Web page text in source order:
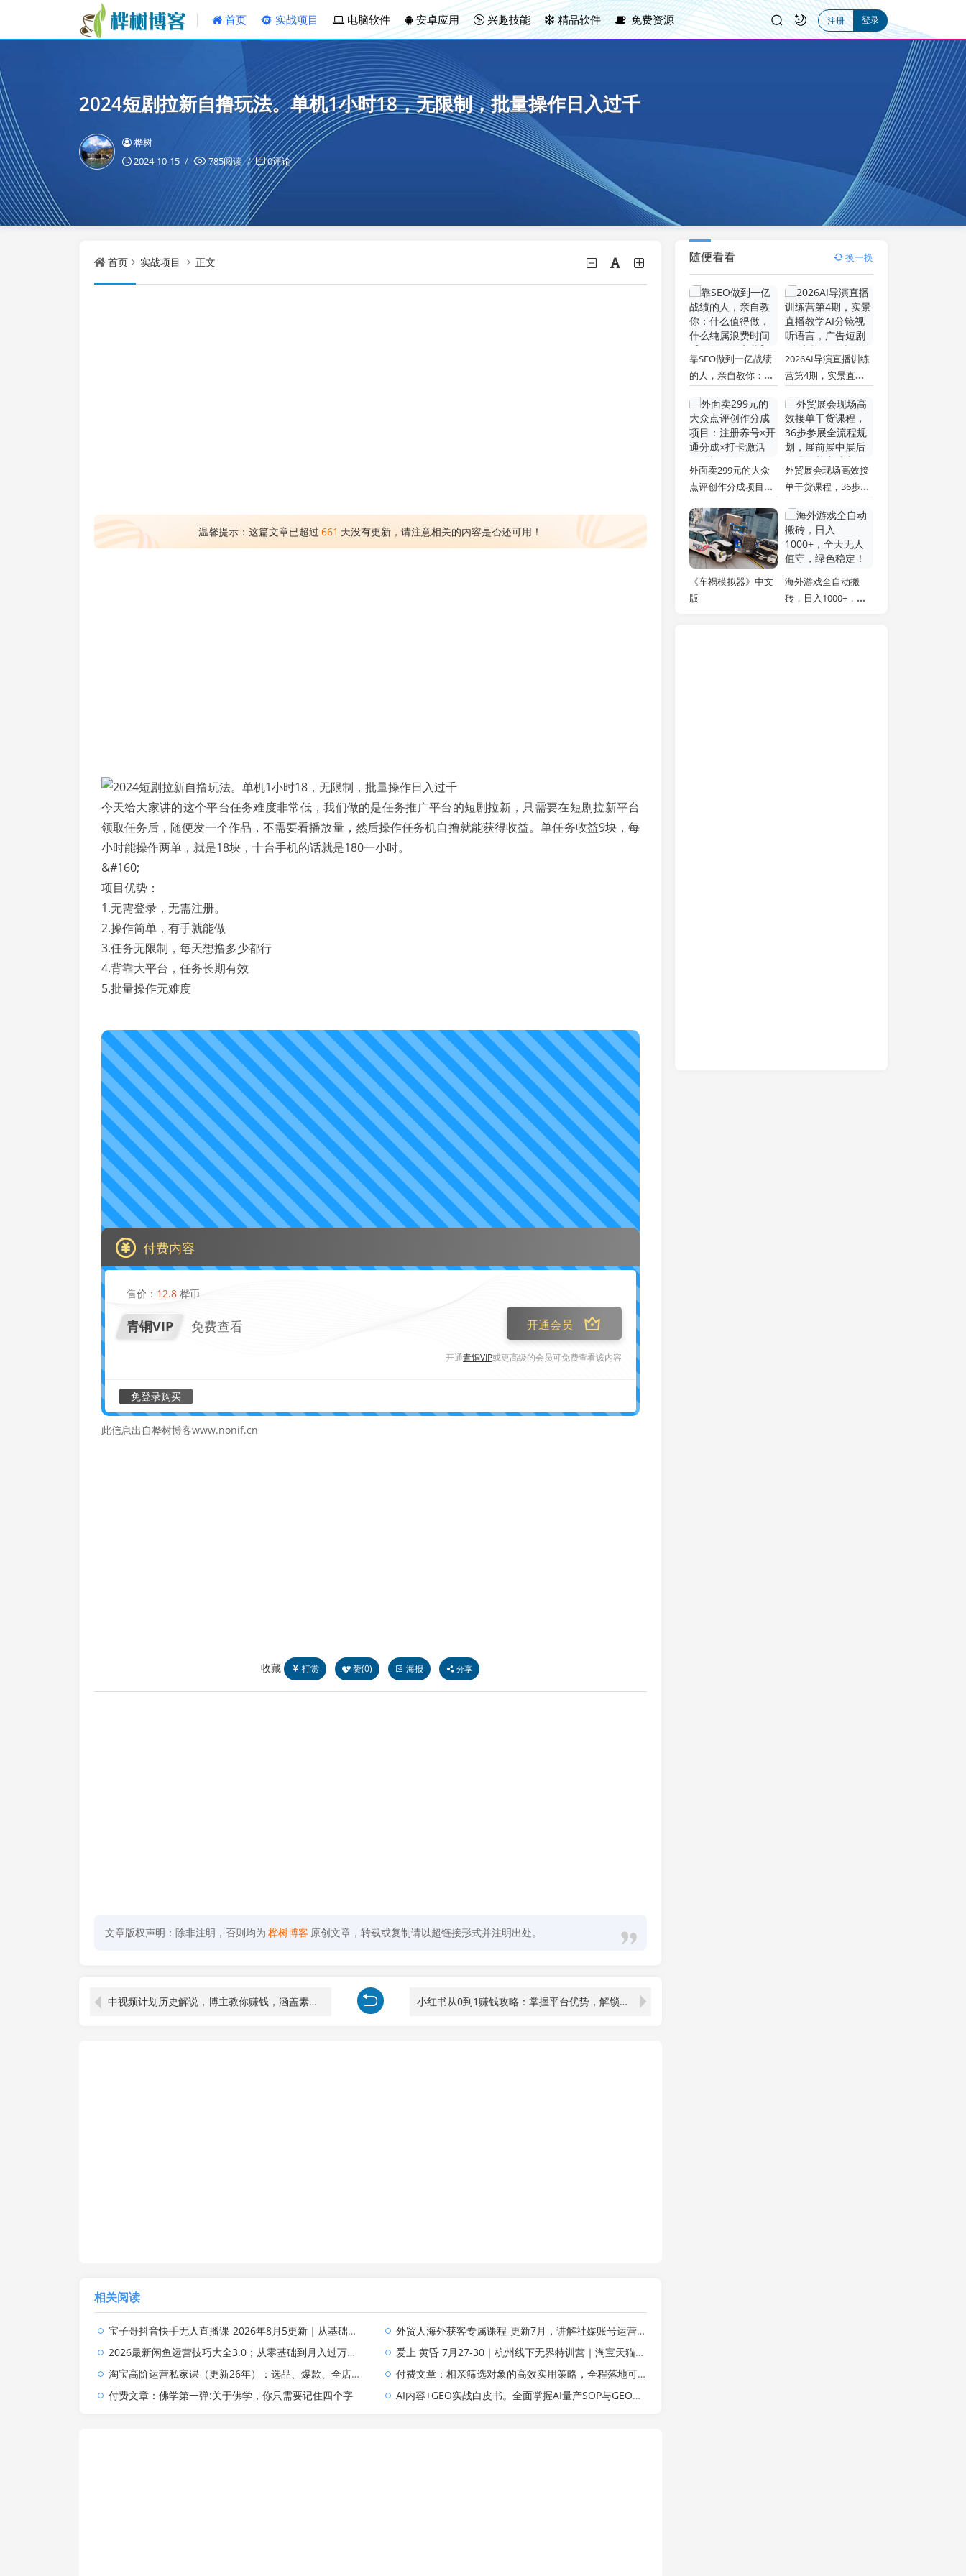
首页 实战项目 电脑软件 安卓应用 兴趣技能 精品软件 免费资源 注册 登录
2024短剧拉新自撸玩法。单机1小时18，无限制，批量操作日入过千
桦树
2024-10-15
785阅读 0评论
首页 实战项目 正文
温馨提示：这篇文章已超过 661 天没有更新，请注意相关的内容是否还可用！
今天给大家讲的这个平台任务难度非常低，我们做的是任务推广平台的短剧拉新，只需要在短剧拉新平台
领取任务后，随便发一个作品，不需要看播放量，然后操作任务机自撸就能获得收益。单任务收益9块，每
小时能操作两单，就是18块，十台手机的话就是180一小时。
&#160;
项目优势：
1.无需登录，无需注册。
2.操作简单，有手就能做
3.任务无限制，每天想撸多少都行
4.背靠大平台，任务长期有效
5.批量操作无难度
付费内容
售价： 12.8桦币
青铜VIP 免费查看 开通会员
开通青铜VIP或更高级的会员可免费查看该内容
免登录购买
此信息出自桦树博客www.nonif.cn
收藏 打赏 赞(0) 海报 分享
文章版权声明：除非注明，否则均为 桦树博客 原创文章，转载或复制请以超链接形式并注明出处。
中视频计划历史解说，博主教你赚钱，涵盖素材、文案、音频、图像处理 小红书从0到1赚钱攻略：掌握平台优势，解锁多种变现赚钱模式与运营技巧
相关阅读
宝子哥抖音快手无人直播课-2026年8月5更新｜从基础搭建到高阶起号，稳号防封技术，搭建自动化直播变现体系
外贸人海外获客专属课程-更新7月，讲解社媒账号运营AI矩阵玩法，，系统掌握海外客户开发全流程实战方法
2026最新闲鱼运营技巧大全3.0；从零基础到月入过万，卖货准备、链接搭建到选品定价全拆解
爱上 黄昏 7月27-30｜杭州线下无界特训营｜淘宝天猫AI推广｜直通车人群｜全套PPT SOP思维导图资料包
淘宝高阶运营私家课（更新26年）：选品、爆款、全店动销，三模块构建盈利闭环，月入破5万
付费文章：相亲筛选对象的高效实用策略，全程落地可实操，规避短择、利己型相亲对象
付费文章：佛学第一弹:关于佛学，你只需要记住四个字
AI内容+GEO实战白皮书。全面掌握AI量产SOP与GEO分发机制
随便看看 换一换
靠SEO做到一亿战绩
的人，亲自教你：什
浪费时间【原创双语
字幕】
2026AI导演直播训练
营第4期，实景直播
言，广告短剧MV实
战，解决人物画面崩
坏痛点
外面卖299元的大众
点评创作分成项目：
打卡激活×AI批量笔
记×次日见收益，月
入1w+
外贸展会现场高效接
单干货课程，36步参
展中展后标准化获客
成交体系
《车祸模拟器》中文
版
海外游戏全自动搬
砖，日入1000+，全